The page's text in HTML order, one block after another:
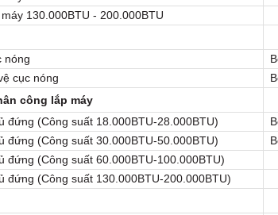
130.000BTU - 200.000BTU
nóng
cục nóng
công lắp máy
đứng (Công suất 18.000BTU-28.000BTU)
đứng (Công suất 30.000BTU-50.000BTU)
đứng (Công suất 60.000BTU-100.000BTU)
đứng (Công suất 130.000BTU-200.000BTU)